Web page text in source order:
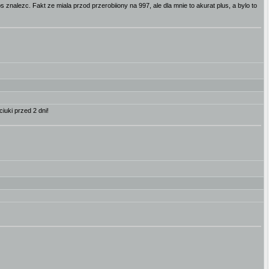
Fakt ze miala przod przerobiiony na 997, ale dla mnie to akurat plus, a bylo to
przed 2 dni!